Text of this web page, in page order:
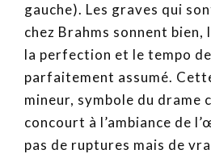
gauche). Les graves qui
chez Brahms sonnent bien,
la perfection et le tempo
parfaitement assumé.
mineur, symbole du drame
concourt à l’ambiance de
pas de ruptures mais de